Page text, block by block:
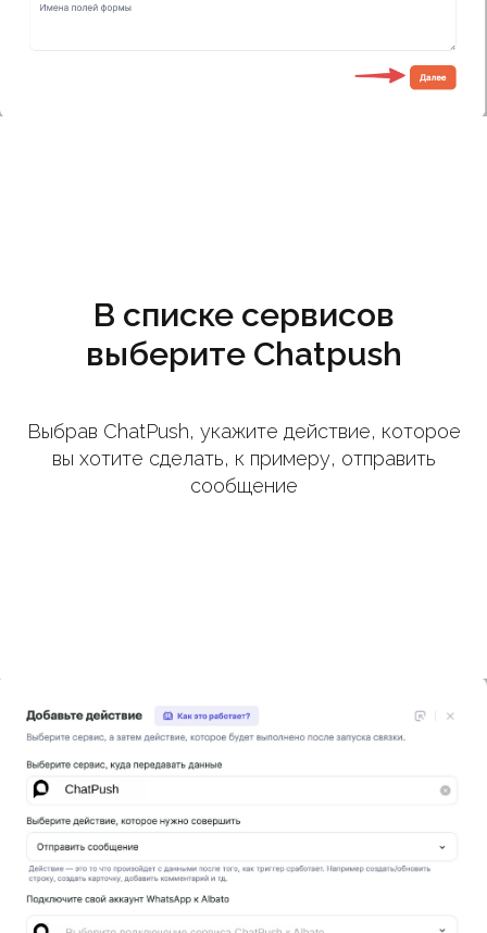
В списке сервисов
выберите Chatpush
Выбрав ChatPush, укажите действие, которое
вы хотите сделать, к примеру, отправить
сообщение